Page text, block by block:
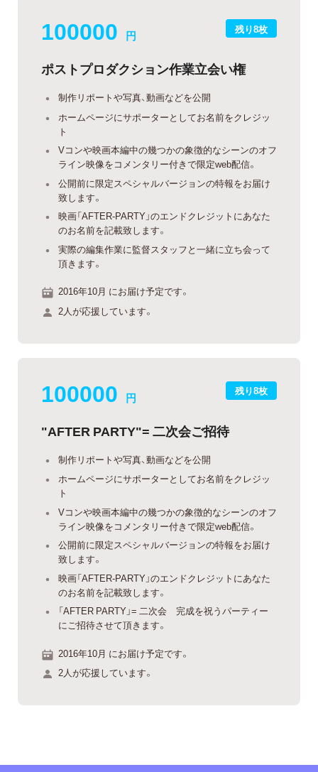
残り8枚
100000 円
ポストプロダクション作業立会い権
制作リポートや写真、動画などを公開
ホームページにサポーターとしてお名前をクレジッ
ト
Vコンや映画本編中の幾つかの象徴的なシーンのオフ
ライン映像をコメンタリー付きで限定web配信。
公開前に限定スペシャルバージョンの特報をお届け
致します。
映画「AFTER-PARTY」のエンドクレジットにあなた
のお名前を記載致します。
実際の編集作業に監督スタッフと一緒に立ち会って
頂きます。
2016年10月 にお届け予定です。
2人が応援しています。
残り8枚
100000 円
"AFTER PARTY"= 二次会ご招待
制作リポートや写真、動画などを公開
ホームページにサポーターとしてお名前をクレジッ
ト
Vコンや映画本編中の幾つかの象徴的なシーンのオフ
ライン映像をコメンタリー付きで限定web配信。
公開前に限定スペシャルバージョンの特報をお届け
致します。
映画「AFTER-PARTY」のエンドクレジットにあなた
のお名前を記載致します。
「AFTER PARTY」= 二次会 完成を祝うパーティー
にご招待させて頂きます。
2016年10月 にお届け予定です。
2人が応援しています。